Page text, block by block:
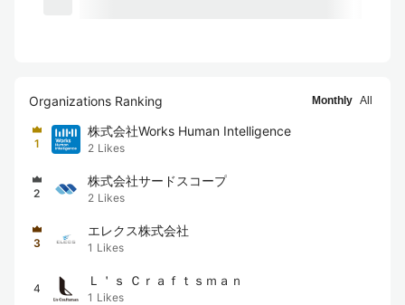
Organizations Ranking Monthly All
1
株式会社Works Human Intelligence
2 Likes
2
株式会社サードスコープ
2 Likes
3
エレクス株式会社
1 Likes
4
Ｌ＇ｓ Ｃｒａｆｔｓｍａｎ
1 Likes